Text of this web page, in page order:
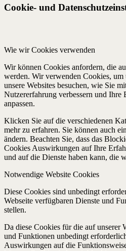
Cookie- und
Wie wir Cookies verwenden
Wir können Cookies anfordern, die
werden. Wir verwenden Cookies,
unsere Websites besuchen, wie Sie
Nutzererfahrung verbessern und Ihre
anpassen.
Klicken Sie auf die verschiedenen
mehr zu erfahren. Sie können auch
ändern. Beachten Sie, dass das
Cookies Auswirkungen auf Ihre
und auf die Dienste haben kann, die
Notwendige Website Cookies
Diese Cookies sind unbedingt
Webseite verfügbaren Dienste und
stellen.
Da diese Cookies für die auf unserer
und Funktionen unbedingt
Auswirkungen auf die